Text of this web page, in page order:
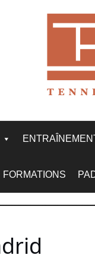
FORMATIONS